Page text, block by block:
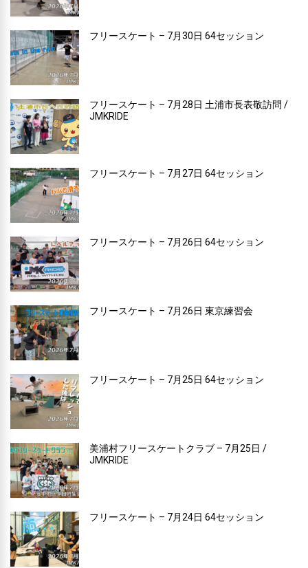
フリースケート – 7月30日 64セッション
フリースケート – 7月28日 土浦市長表敬訪問 /
JMKRIDE
フリースケート – 7月27日 64セッション
フリースケート – 7月26日 64セッション
フリースケート – 7月26日 東京練習会
フリースケート – 7月25日 64セッション
美浦村フリースケートクラブ – 7月25日 /
JMKRIDE
フリースケート – 7月24日 64セッション